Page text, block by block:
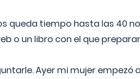
queda tiempo hasta las 40
o un libro con el que
Ayer mi mujer empezó